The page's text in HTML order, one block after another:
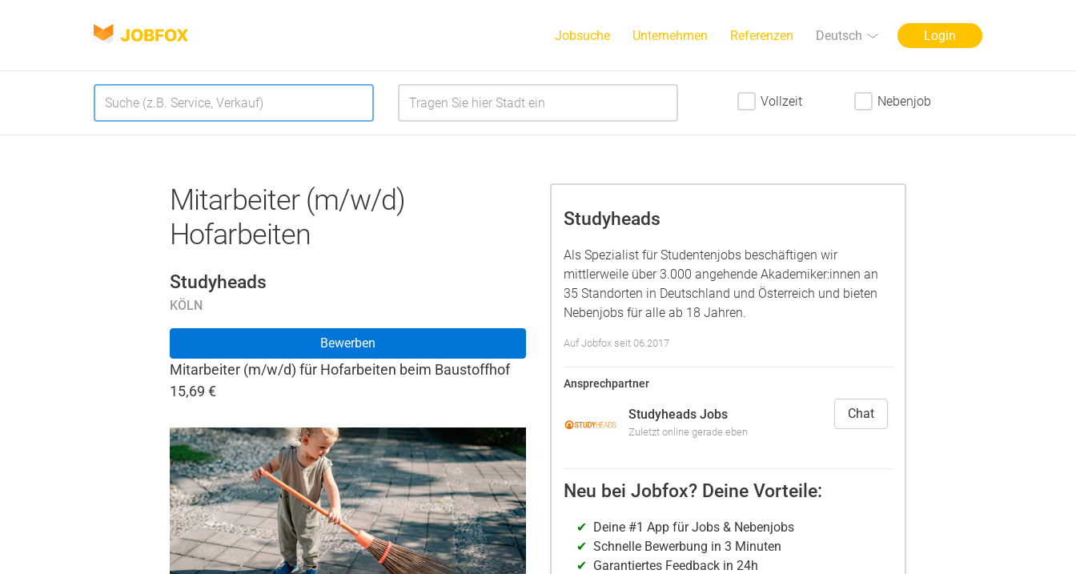
JOBFOX Navigation
Sprache Jobsuche Unternehmen Referenzen Sprache
Deutsch Login
Vollzeit Nebenjob
Mitarbeiter (m/w/d)
Hofarbeiten
Studyheads
KÖLN
Bewerben
Mitarbeiter (m/w/d) für Hofarbeiten beim Baustoffhof
15,69 €
Studyheads
Als Spezialist für Studentenjobs beschäftigen wir
mittlerweile über 3.000 angehende Akademiker:innen an
35 Standorten in Deutschland und Österreich und bieten
Nebenjobs für alle ab 18 Jahren.
Auf Jobfox seit 06.2017
Ansprechpartner
Studyheads Jobs
Zuletzt online gerade eben
Chat
Neu bei Jobfox? Deine Vorteile:
Deine #1 App für Jobs & Nebenjobs
Schnelle Bewerbung in 3 Minuten
Garantiertes Feedback in 24h